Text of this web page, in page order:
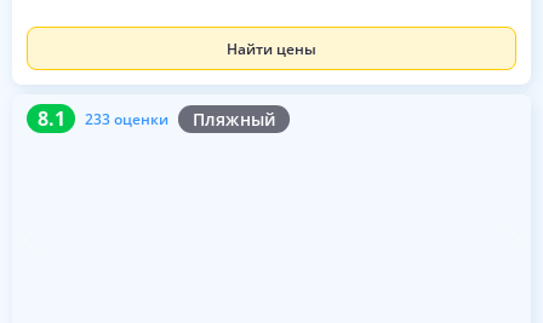
Найти цены
8.1 233 оценки Пляжный
8.1 233 оценки